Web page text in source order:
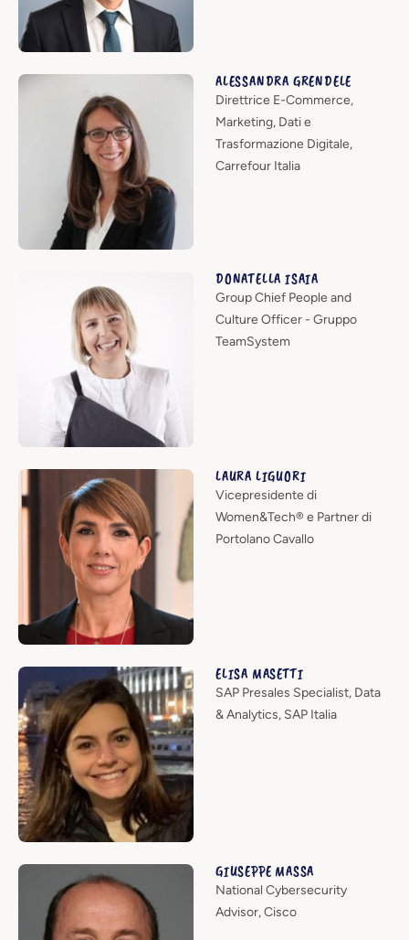
ALESSANDRA GRENDELE
Direttrice E-Commerce,
Marketing, Dati e
Trasformazione Digitale,
Carrefour Italia
DONATELLA ISAIA
Group Chief People and
Culture Officer - Gruppo
TeamSystem
LAURA LIGUORI
Vicepresidente di
Women&Tech® e Partner di
Portolano Cavallo
ELISA MASETTI
SAP Presales Specialist, Data
& Analytics, SAP Italia
GIUSEPPE MASSA
National Cybersecurity
Advisor, Cisco